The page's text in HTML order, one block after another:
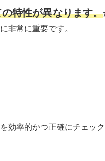
特性が異なります。
非常に重要です。
効率的かつ正確にチェッ